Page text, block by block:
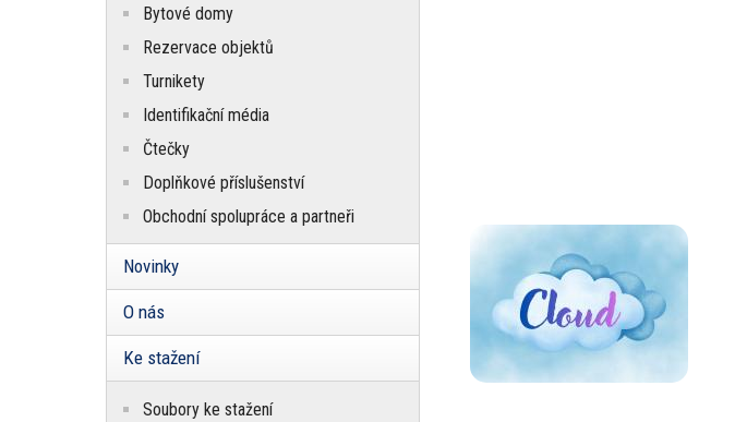
Bytové domy
Rezervace objektů
Turnikety
Identifikační média
Čtečky
Doplňkové příslušenství
Obchodní spolupráce a partneři
Novinky
O nás
Ke stažení
Soubory ke stažení